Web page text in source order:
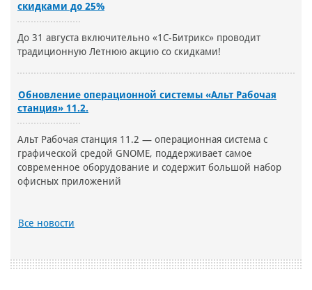
скидками до 25%
До 31 августа включительно «1С-Битрикс» проводит
традиционную Летнюю акцию со скидками!
Обновление операционной системы «Альт Рабочая
станция» 11.2.
Альт Рабочая станция 11.2 — операционная система с
графической средой GNOME, поддерживает самое
современное оборудование и содержит большой набор
офисных приложений
Все новости